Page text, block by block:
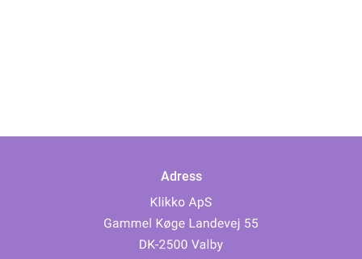
Adress